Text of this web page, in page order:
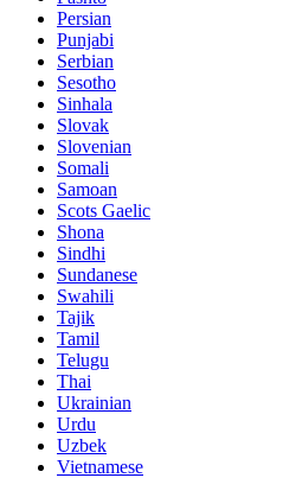
Persian
Punjabi
Serbian
Sesotho
Sinhala
Slovak
Slovenian
Somali
Samoan
Scots Gaelic
Shona
Sindhi
Sundanese
Swahili
Tajik
Tamil
Telugu
Thai
Ukrainian
Urdu
Uzbek
Vietnamese